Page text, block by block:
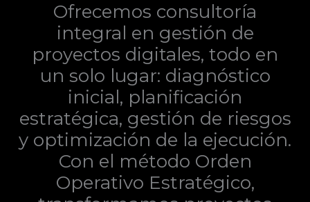
Ofrecemos consultoría
integral en gestión de
proyectos digitales, todo en
un solo lugar: diagnóstico
inicial, planificación
estratégica, gestión de riesgos
y optimización de la ejecución.
Con el método Orden
Operativo Estratégico,